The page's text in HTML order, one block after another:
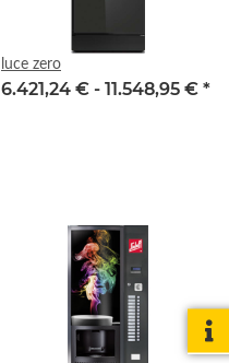
luce zero
6.421,24 € - 11.548,95 € *